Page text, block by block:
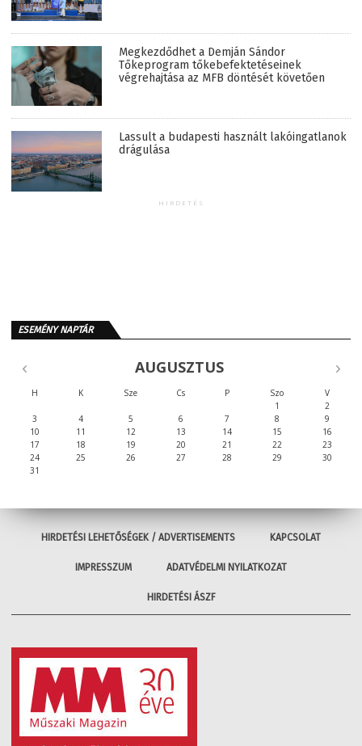
Megkezdődhet a Demján Sándor
Tőkeprogram tőkebefektetéseinek
végrehajtása az MFB döntését követően
Lassult a budapesti használt lakóingatlanok
drágulása
HIRDETÉS
ESEMÉNY NAPTÁR
AUGUSZTUS
H K Sze Cs P Szo
V
1
2
3
4 5 6 7 8
9
10
11 12 13 14 15
16
17
18 19 20 21 22
23
24
25 26 27 28 29
30
31
HIRDETÉSI LEHETŐSÉGEK / ADVERTISEMENTS KAPCSOLAT
IMPRESSZUM ADATVÉDELMI NYILATKOZAT
HIRDETÉSI ÁSZF